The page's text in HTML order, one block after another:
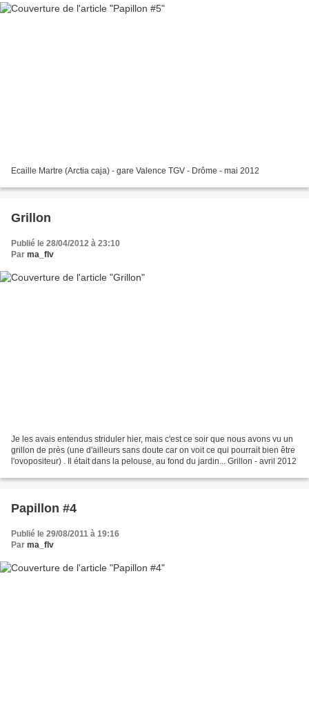
Ecaille Martre (Arctia caja) - gare Valence TGV - Drôme - mai 2012
Grillon
Publié le 28/04/2012 à 23:10
Par ma_flv
Je les avais entendus striduler hier, mais c'est ce soir que nous avons vu un
grillon de près (une d'ailleurs sans doute car on voit ce qui pourrait bien être
l'ovopositeur) . Il était dans la pelouse, au fond du jardin... Grillon - avril 2012
Papillon #4
Publié le 29/08/2011 à 19:16
Par ma_flv